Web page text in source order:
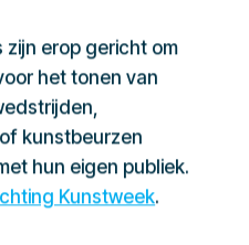
zijn erop gericht om
het tonen van
kunstbeurzen
hun eigen publiek.
Kunstweek.